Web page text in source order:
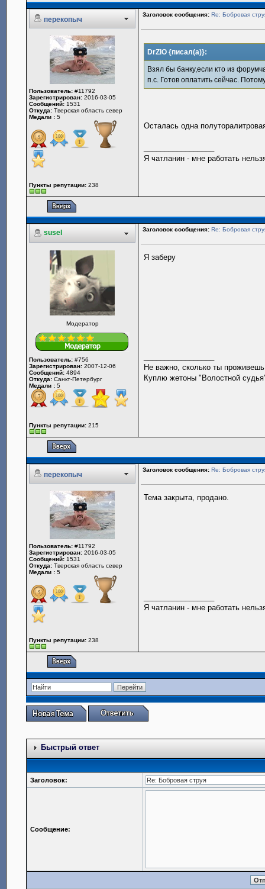
перекопыч
Заголовок сообщения: Re: Бобровая
Пользователь: #11792
Зарегистрирован: 2016-03-05
Сообщений: 1531
Откуда: Тверская область север
Медали : 5
Пункты репутации: 238
DrZlO {писал(а)}:
Взял бы банку,если кто из
п.с. Готов оплатить сейчас.
Осталась одна
Я чатланин - мне работать
susel Заголовок сообщения: Re: Бобровая
Модератор
Пользователь: #756
Зарегистрирован: 2007-12-06
Сообщений: 4894
Откуда: Санкт-Петербург
Медали : 5
Пункты репутации: 215
Я заберу
Не важно, сколько ты
Куплю жетоны "Волостной
перекопыч
Заголовок сообщения: Re: Бобровая
Пользователь: #11792
Зарегистрирован: 2016-03-05
Сообщений: 1531
Откуда: Тверская область север
Медали : 5
Пункты репутации: 238
Тема закрыта, продано.
Я чатланин - мне работать
Быстрый ответ
Заголовок:
Сообщение: